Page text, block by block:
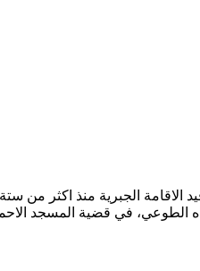
الجبرية منذ اكثر من
في قضية المسجد الاحمر